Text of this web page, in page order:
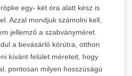
egy- két óra alatt kész is
Azzal mondjuk számolni kell,
jellemző a szabványméret.
a bevásárló körútra, otthon
kívánt felület méreteit, hogy
pontosan milyen hosszúságú